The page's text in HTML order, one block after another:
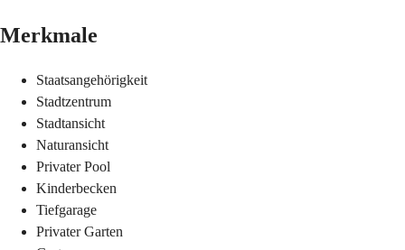
Merkmale
Staatsangehörigkeit
Stadtzentrum
Stadtansicht
Naturansicht
Privater Pool
Kinderbecken
Tiefgarage
Privater Garten